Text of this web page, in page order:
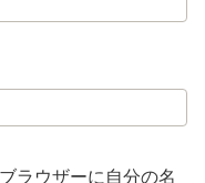
ラウザーに自分の名